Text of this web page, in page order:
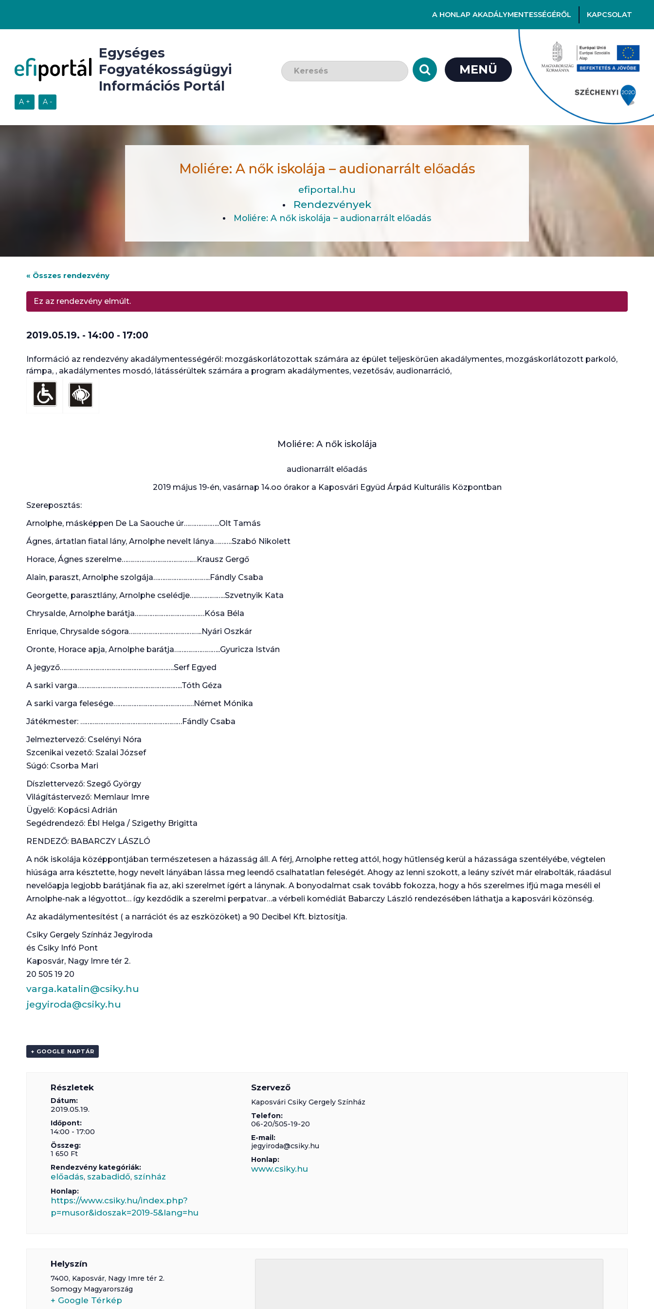
A HONLAP AKADÁLYMENTESSÉGÉRŐL KAPCSOLAT
Egységes
Fogyatékosságügyi
Információs Portál
Keresendő szó: MENÜ
Moliére: A nők iskolája – audionarrált előadás
efiportal.hu
Rendezvények
Moliére: A nők iskolája – audionarrált előadás
« Összes rendezvény
Ez az rendezvény elmúlt.
2019.05.19. - 14:00 - 17:00
Információ az rendezvény akadálymentességéről: mozgáskorlátozottak számára az épület teljeskörűen akadálymentes, mozgáskorlátozott parkoló,
rámpa, , akadálymentes mosdó, látássérültek számára a program akadálymentes, vezetősáv, audionarráció,
Moliére: A nők iskolája
audionarrált előadás
2019 május 19-én, vasárnap 14.oo órakor a Kaposvári Együd Árpád Kulturális Központban
Szereposztás:
Arnolphe, másképpen De La Saouche úr………………..Olt Tamás
Ágnes, ártatlan fiatal lány, Arnolphe nevelt lánya……….Szabó Nikolett
Horace, Ágnes szerelme……………………………………Krausz Gergő
Alain, paraszt, Arnolphe szolgája…………………………..Fándly Csaba
Georgette, parasztlány, Arnolphe cselédje………………..Szvetnyik Kata
Chrysalde, Arnolphe barátja…………………………………Kósa Béla
Enrique, Chrysalde sógora…………………………………..Nyári Oszkár
Oronte, Horace apja, Arnolphe barátja……………………..Gyuricza István
A jegyző……………………………………………………….Serf Egyed
A sarki varga…………………………………………………..Tóth Géza
A sarki varga felesége………………………………………Német Mónika
Játékmester: …………………………………………………Fándly Csaba
Jelmeztervező: Cselényi Nóra
Szcenikai vezető: Szalai József
Súgó: Csorba Mari
Díszlettervező: Szegő György
Világítástervező: Memlaur Imre
Ügyelő: Kopácsi Adrián
Segédrendező: Ébl Helga / Szigethy Brigitta
RENDEZŐ: BABARCZY LÁSZLÓ
A nők iskolája középpontjában természetesen a házasság áll. A férj, Arnolphe retteg attól, hogy hűtlenség kerül a házassága szentélyébe, végtelen
hiúsága arra késztette, hogy nevelt lányában lássa meg leendő csalhatatlan feleségét. Ahogy az lenni szokott, a leány szívét már elrabolták, ráadásul
nevelőapja legjobb barátjának fia az, aki szerelmet ígért a lánynak. A bonyodalmat csak tovább fokozza, hogy a hős szerelmes ifjú maga meséli el
Arnolphe-nak a légyottot… így kezdődik a szerelmi perpatvar…a vérbeli komédiát Babarczy László rendezésében láthatja a kaposvári közönség.
Az akadálymentesítést ( a narrációt és az eszközöket) a 90 Decibel Kft. biztosítja.
Csiky Gergely Színház Jegyiroda
és Csiky Infó Pont
Kaposvár, Nagy Imre tér 2.
20 505 19 20
varga.katalin@csiky.hu
jegyiroda@csiky.hu
+ GOOGLE NAPTÁR
Részletek
Dátum:
2019.05.19.
Időpont:
14:00 - 17:00
Összeg:
1 650 Ft
Rendezvény kategóriák:
előadás, szabadidő, színház
Honlap:
https://www.csiky.hu/index.php?
p=musor&idoszak=2019-5&lang=hu
Szervező
Kaposvári Csiky Gergely Színház
Telefon:
06-20/505-19-20
E-mail:
jegyiroda@csiky.hu
Honlap:
www.csiky.hu
Helyszín
7400, Kaposvár, Nagy Imre tér 2.
Somogy Magyarország
+ Google Térkép